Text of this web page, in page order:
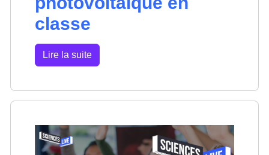
classe
Lire la suite